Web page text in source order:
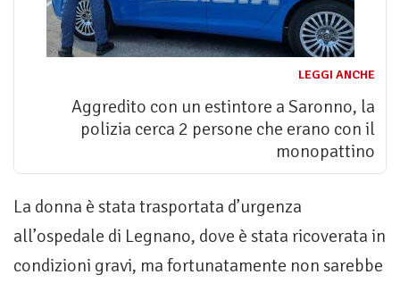
LEGGI ANCHE
Aggredito con un estintore a Saronno, la
polizia cerca 2 persone che erano con il
monopattino
La donna è stata trasportata d’urgenza
all’ospedale di Legnano, dove è stata ricoverata in
condizioni gravi, ma fortunatamente non sarebbe